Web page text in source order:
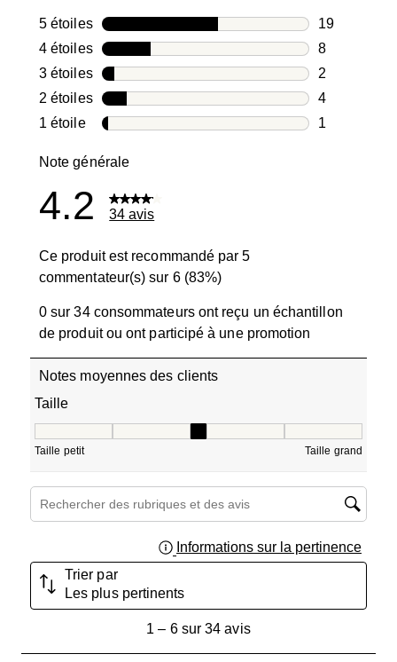
5 étoilesétoiles
19
19 avis
4 étoilesétoiles
8
8 avis avec
3 étoilesétoiles
2
2 avis avec
2 étoilesétoiles
4
4 avis avec
1 étoileétoiles
1
Note générale
4.2 34 avis
Ce produit est recommandé par 5
commentateur(s) sur 6 (83%)
0 sur 34 consommateurs ont reçu un échantillon
de produit ou ont participé à une promotion
Notes moyennes des clients
Taille
Taille petit Taille grand
Zone de recherche de sujet et d'avis
Informations sur la pertinence
Trier par
Les plus pertinents
1 – 6 sur 34 avis